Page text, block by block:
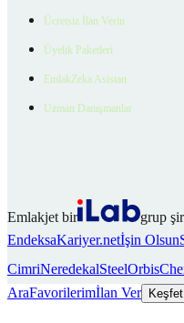
Ücretsiz İlan Verin
Üyelik Paketleri
EmlakZeka Asistan
Uzman Danışmanlar
Emlakjet bir
grup
EndeksaKariyer.netİşin Olsun
CimriNeredekalSteelOrbis
AraFavorilerimİlan Ver Keşfet